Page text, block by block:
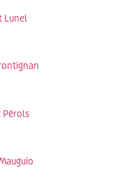
Lunel
Pérols